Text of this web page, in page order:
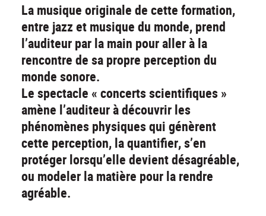
La musique originale de cette formation,
entre jazz et musique du monde, prend
l’auditeur par la main pour aller à la
rencontre de sa propre perception du
monde sonore.
Le spectacle « concerts scientifiques »
amène l’auditeur à découvrir les
phénomènes physiques qui génèrent
cette perception, la quantifier, s’en
protéger lorsqu’elle devient désagréable,
ou modeler la matière pour la rendre
agréable.